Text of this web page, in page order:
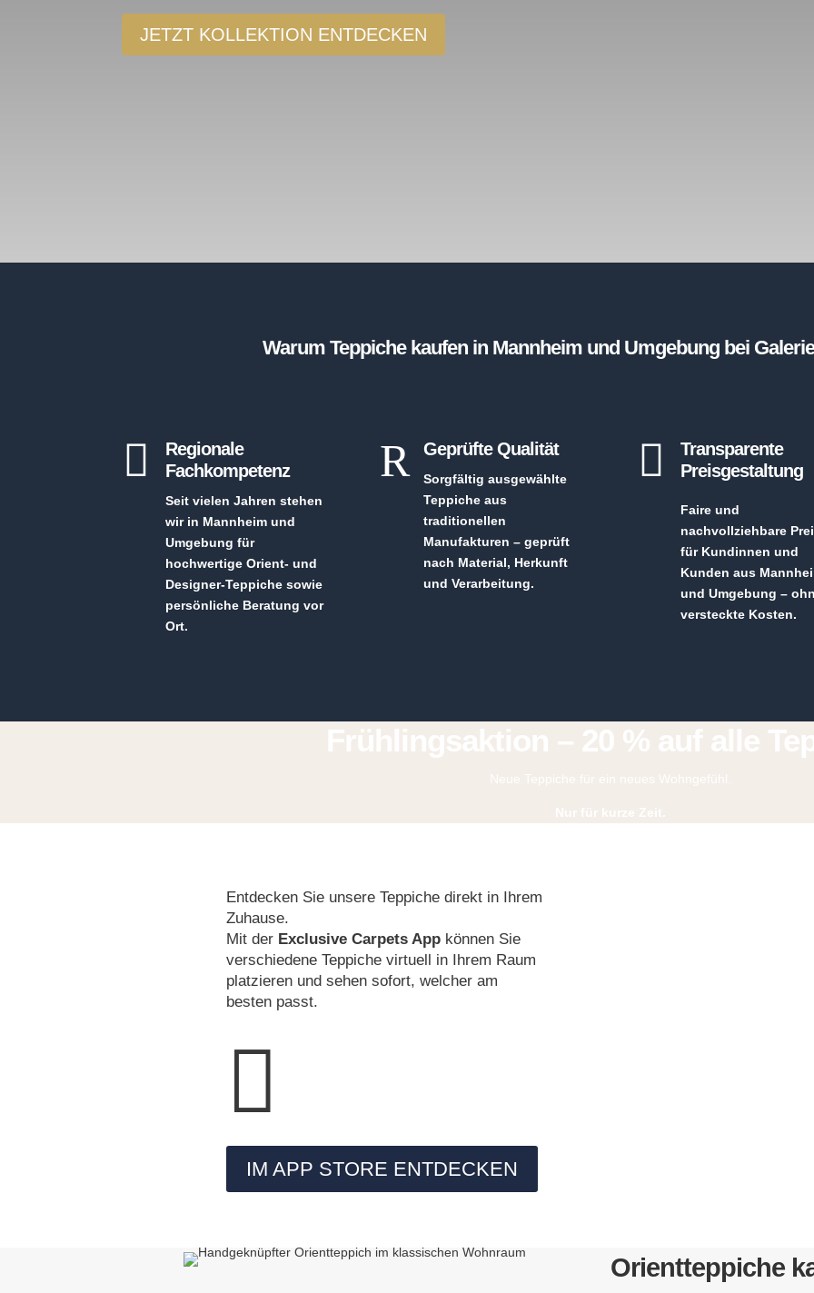
JETZT KOLLEKTION ENTDECKEN
Warum Teppiche kaufen in Mannheim und Umgebung bei

Regionale
Fachkompetenz
Seit vielen Jahren stehen
wir in Mannheim und
Umgebung für
hochwertige Orient- und
Designer-Teppiche sowie
persönliche Beratung vor
Ort.
R Geprüfte Qualität
Sorgfältig ausgewählte
Teppiche aus
traditionellen
Manufakturen – geprüft
nach Material, Herkunft
und Verarbeitung.

Transparente
Preisgestaltung
Faire und
nachvollziehbare
für Kundinnen und
Kunden aus
und Umgebung –
versteckte Kosten.
Entdecken Sie unsere Teppiche direkt in Ihrem
Zuhause.
Mit der Exclusive Carpets Appkönnen Sie
verschiedene Teppiche virtuell in Ihrem Raum
platzieren und sehen sofort, welcher am
besten passt.

IM APP STORE ENTDECKEN
Orientteppiche